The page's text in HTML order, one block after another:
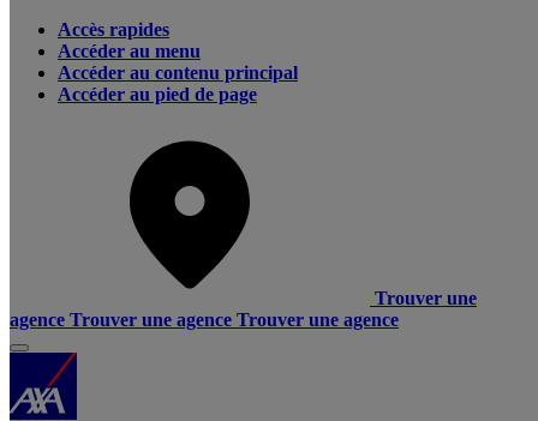
Accès rapides
Accéder au menu
Accéder au contenu principal
Accéder au pied de page
Trouver une
agence Trouver une agence Trouver une agence